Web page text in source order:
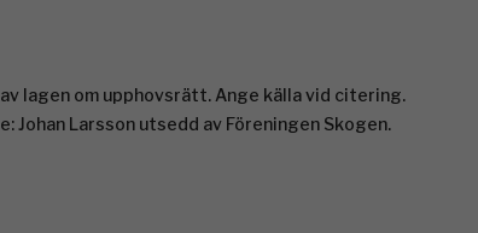
lagen om upphovsrätt. Ange källa vid citering.
Johan Larsson utsedd av Föreningen Skogen.